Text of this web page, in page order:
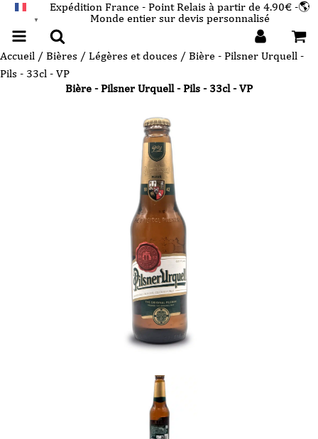
▼
Expédition France - Point Relais à partir de 4.90€ -🌎
Monde entier sur devis personnalisé
Accueil / Bières / Légères et douces / Bière - Pilsner Urquell -
Pils - 33cl - VP
Bière - Pilsner Urquell - Pils - 33cl - VP